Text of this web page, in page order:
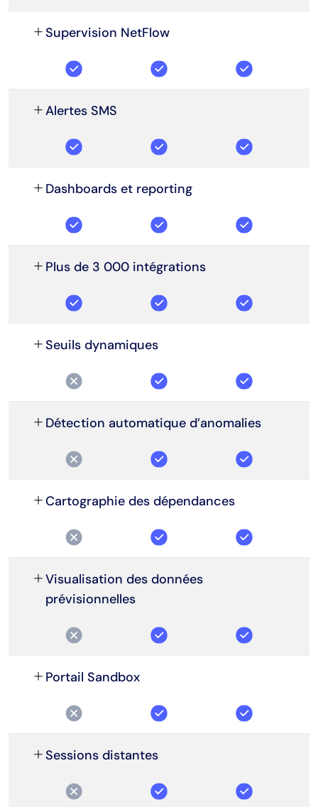
Supervision NetFlow
Alertes SMS
Dashboards et reporting
Plus de 3 000 intégrations
Seuils dynamiques
Détection automatique d’anomalies
Cartographie des dépendances
Visualisation des données
prévisionnelles
Portail Sandbox
Sessions distantes